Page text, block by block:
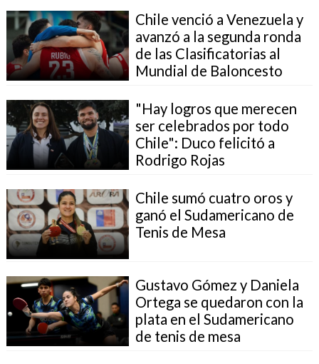
Chile venció a Venezuela y
avanzó a la segunda ronda
de las Clasificatorias al
Mundial de Baloncesto
"Hay logros que merecen
ser celebrados por todo
Chile": Duco felicitó a
Rodrigo Rojas
Chile sumó cuatro oros y
ganó el Sudamericano de
Tenis de Mesa
Gustavo Gómez y Daniela
Ortega se quedaron con la
plata en el Sudamericano
de tenis de mesa